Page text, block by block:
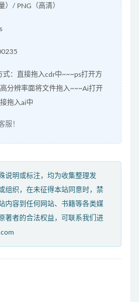
）/ PNG（高清）
式：直接拖入cdr中~~~ps打开方
分辨率面将文件拖入~~~Ai打开
拖入ai中
服！
说明或标注，均为收集整理发
组织，在未征得本站同意时，禁
内容到任何网站、书籍等各类媒
著者的合法权益，可联系我们进